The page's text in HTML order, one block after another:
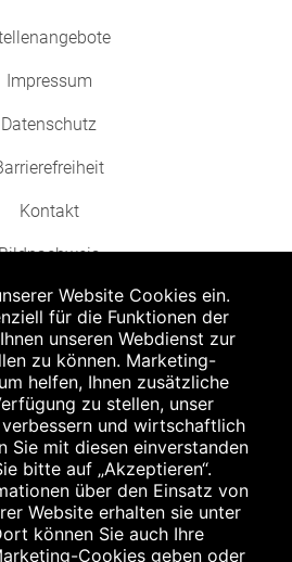
Impressum
Datenschutz
Kontakt
solange der Vorrat reicht. Für Druck-
lesen Sie die Packungsbeilage und fragen
Apothekenerstattungspreis
Preisempfehlung der Hersteller. Der
in Ansatz gebrachter Preis für rezeptfreie
Höhe dem für Apotheken verbindlichen
in bestimmten Fällen (z.B. bei Kindern
der gesetzlichen Krankenversicherung
Website Cookies ein.
für die Funktionen der
unseren Webdienst zur
zu können. Marketing-
helfen, Ihnen zusätzliche
zu stellen, unser
und wirtschaftlich
Sie mit diesen einverstanden
bitte auf „Akzeptieren“.
über den Einsatz von
Website erhalten sie unter
können Sie auch Ihre
Cookies geben oder